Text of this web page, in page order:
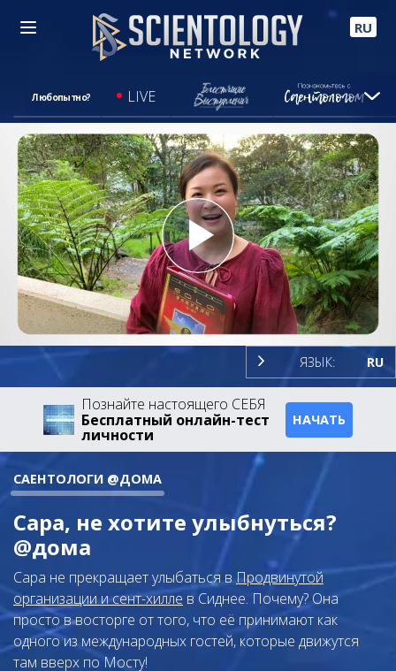
RU
Любопытно? LIVE
Play
Video
ЯЗЫК: RU
Познайте настоящего СЕБЯ
Бесплатный онлайн-тест
личности
НАЧАТЬ
САЕНТОЛОГИ @ДОМА
Сара, не хотите улыбнуться?
@дома
Сара не прекращает улыбаться вПродвинутой
организации и сент-хилле в Сиднее. Почему? Она
просто в восторге от того, что её принимают как
одного из международных гостей, которые движутся
там вверх по Мосту!